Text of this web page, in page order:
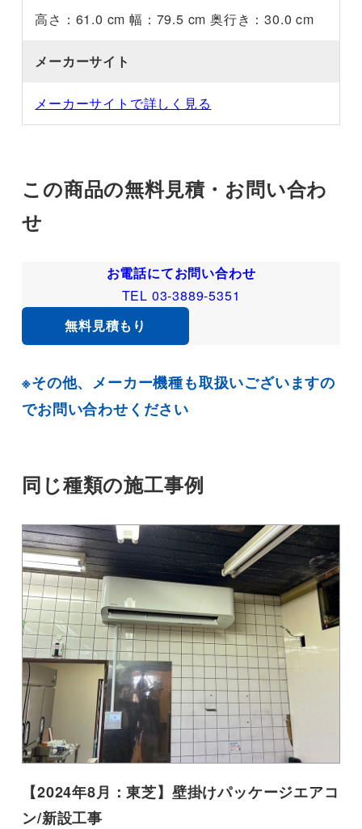
高さ：61.0 cm 幅：79.5 cm 奥行き：30.0 cm
メーカーサイト
メーカーサイトで詳しく見る
この商品の無料見積・お問い合わ
せ
お電話にてお問い合わせ
TEL 03-3889-5351
無料見積もり
※その他、メーカー機種も取扱いございますの
でお問い合わせください
同じ種類の施工事例
【2024年8月：東芝】壁掛けパッケージエアコ
ン/新設工事